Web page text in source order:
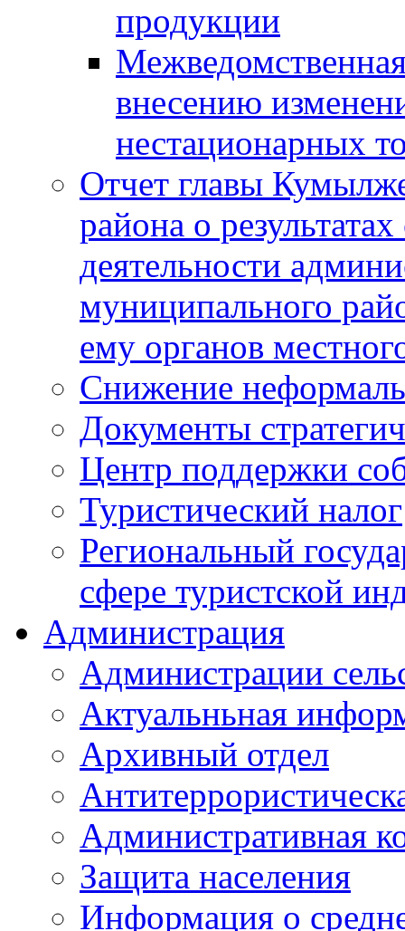
продукции
внесению
нестационарных
Отчет главы
района о
деятельности
муниципального
ему органов
Снижение
Документы
Центр поддержки
Туристический налог
Региональный
сфере туристской
Администрация
Администрации
Актуальньная
Архивный отдел
Административная
Защита населения
Информация о